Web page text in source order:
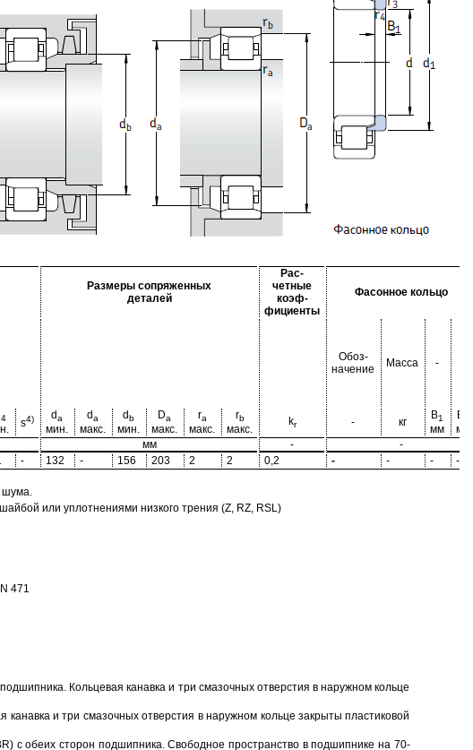
Размеры сопряженных
деталей
Рас-
четные
коэф-
фициенты
Фасонное кольцо
Обоз-
начение
Масса -
s4) da
мин.
da
макс.
d b
мин.
Da
макс.
ra
макс.
rb
макс.
kr - кг
B1
мм
B
мм
мм -
-
- 132 - 156 203 2 2 0,2 - - - -
шума.
или уплотнениями низкого трения (Z, RZ, RSL)
471
Кольцевая канавка и три смазочных отверстия в наружном кольце
и три смазочных отверстия в наружном кольце закрыты пластиковой
с обеих сторон подшипника. Свободное пространство в подшипнике на 70-